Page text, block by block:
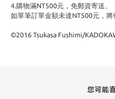
4.購物滿NT500元，免郵資寄送。
如單筆訂單金額未達NT500元，將
©2016 Tsukasa Fushimi/
您可能